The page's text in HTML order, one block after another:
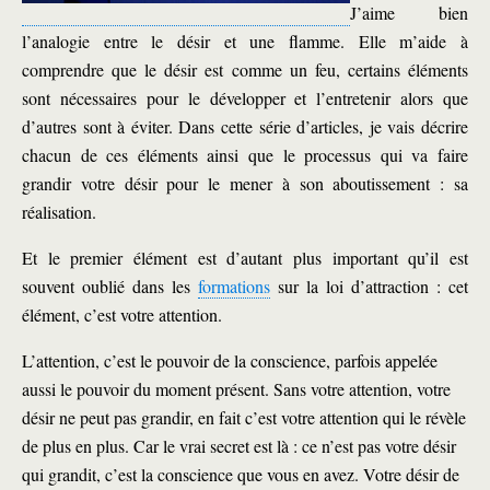
J’aime bien
l’analogie entre le désir et une flamme. Elle m’aide à
comprendre que le désir est comme un feu, certains éléments
sont nécessaires pour le développer et l’entretenir alors que
d’autres sont à éviter. Dans cette série d’articles, je vais décrire
chacun de ces éléments ainsi que le processus qui va faire
grandir votre désir pour le mener à son aboutissement : sa
réalisation.
Et le premier élément est d’autant plus important qu’il est
souvent oublié dans les formations sur la loi d’attraction : cet
élément, c’est votre attention.
L’attention, c’est le pouvoir de la conscience, parfois appelée
aussi le pouvoir du moment présent. Sans votre attention, votre
désir ne peut pas grandir, en fait c’est votre attention qui le révèle
de plus en plus. Car le vrai secret est là : ce n’est pas votre désir
qui grandit, c’est la conscience que vous en avez. Votre désir de